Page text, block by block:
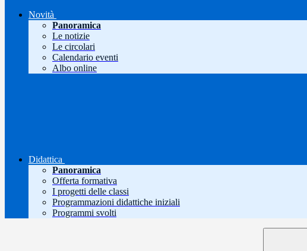
Novità
Panoramica
Le notizie
Le circolari
Calendario eventi
Albo online
Didattica
Panoramica
Offerta formativa
I progetti delle classi
Programmazioni didattiche iniziali
Programmi svolti